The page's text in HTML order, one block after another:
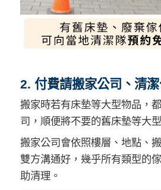
2. 付費請搬家公司、清
搬家時若有床墊等大型物品，
司，順便將不要的舊床墊等大
搬家公司會依照樓層、地點、
雙方溝通好，幾乎所有類型的
助清理。